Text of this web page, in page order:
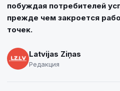
побуждая потребителей
прежде чем закроется
точек.
Latvijas Ziņas
Редакция